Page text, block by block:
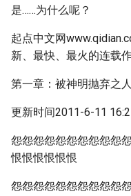
是……为什么呢？
起点中文网
新、最快、最火的连载
第一章：被神明抛弃之
更新时间2011-6-11
怨怨怨怨怨怨怨怨怨怨
恨恨恨恨恨恨
怨怨怨怨怨怨怨怨怨怨